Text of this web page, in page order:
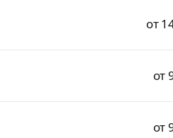
от
от
от